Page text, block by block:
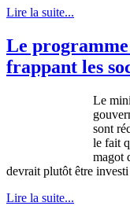
Lire la suite...
Le
frappant les
Le
sont
le fait
magot
devrait plutôt être investi
Lire la suite...